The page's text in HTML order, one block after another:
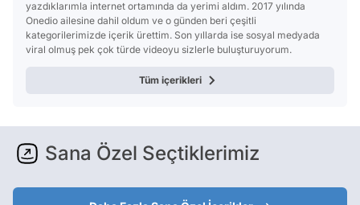
yazdıklarımla internet ortamında da yerimi aldım. 2017 yılında
Onedio ailesine dahil oldum ve o günden beri çeşitli
kategorilerimizde içerik ürettim. Son yıllarda ise sosyal medyada
viral olmuş pek çok türde videoyu sizlerle buluşturuyorum.
Tüm içerikleri
Sana Özel Seçtiklerimiz